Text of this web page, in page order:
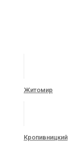
Житомир
Кропивницкий